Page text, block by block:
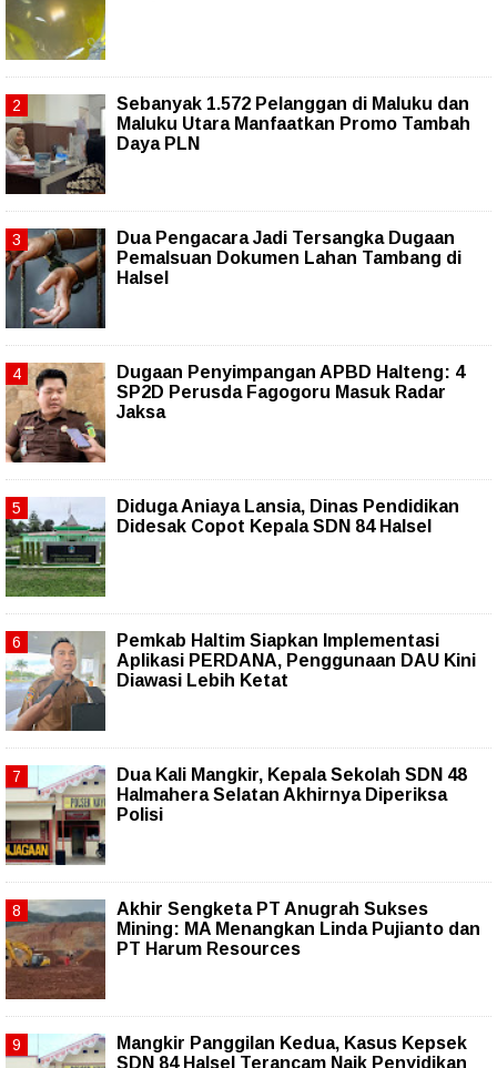
Sebanyak 1.572 Pelanggan di Maluku dan
Maluku Utara Manfaatkan Promo Tambah
Daya PLN
Dua Pengacara Jadi Tersangka Dugaan
Pemalsuan Dokumen Lahan Tambang di
Halsel
Dugaan Penyimpangan APBD Halteng: 4
SP2D Perusda Fagogoru Masuk Radar
Jaksa
Diduga Aniaya Lansia, Dinas Pendidikan
Didesak Copot Kepala SDN 84 Halsel
Pemkab Haltim Siapkan Implementasi
Aplikasi PERDANA, Penggunaan DAU Kini
Diawasi Lebih Ketat
Dua Kali Mangkir, Kepala Sekolah SDN 48
Halmahera Selatan Akhirnya Diperiksa
Polisi
Akhir Sengketa PT Anugrah Sukses
Mining: MA Menangkan Linda Pujianto dan
PT Harum Resources
Mangkir Panggilan Kedua, Kasus Kepsek
SDN 84 Halsel Terancam Naik Penyidikan